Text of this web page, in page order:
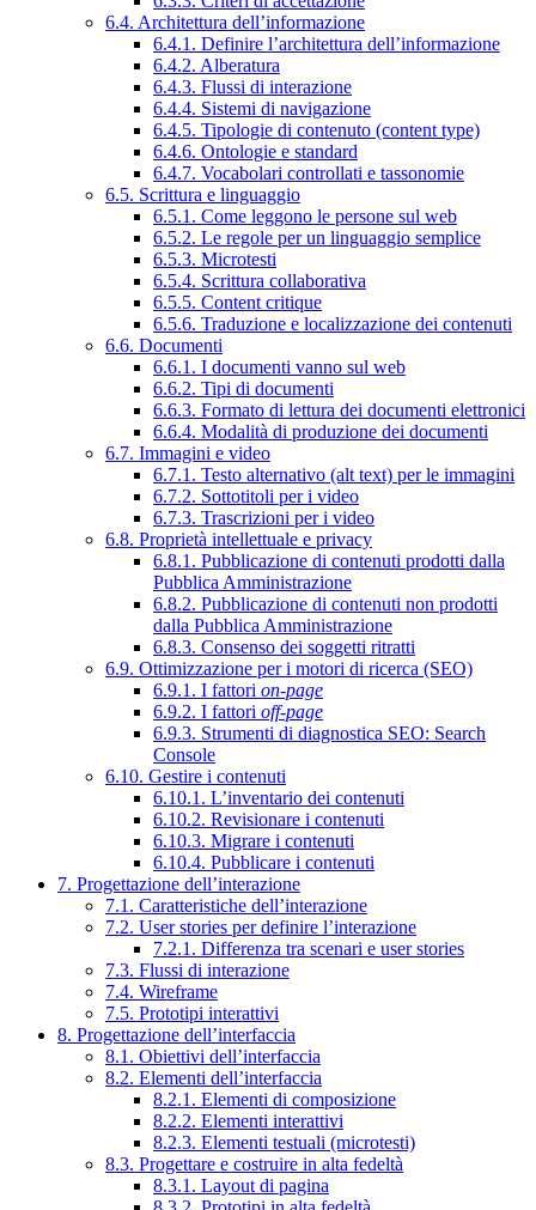
6.4. Architettura dell’informazione
6.4.1. Definire l’architettura dell’informazione
6.4.2. Alberatura
6.4.3. Flussi di interazione
6.4.4. Sistemi di navigazione
6.4.5. Tipologie di contenuto (content type)
6.4.6. Ontologie e standard
6.4.7. Vocabolari controllati e tassonomie
6.5. Scrittura e linguaggio
6.5.1. Come leggono le persone sul web
6.5.2. Le regole per un linguaggio semplice
6.5.3. Microtesti
6.5.4. Scrittura collaborativa
6.5.5. Content critique
6.5.6. Traduzione e localizzazione dei contenuti
6.6. Documenti
6.6.1. I documenti vanno sul web
6.6.2. Tipi di documenti
6.6.3. Formato di lettura dei documenti elettronici
6.6.4. Modalità di produzione dei documenti
6.7. Immagini e video
6.7.1. Testo alternativo (alt text) per le immagini
6.7.2. Sottotitoli per i video
6.7.3. Trascrizioni per i video
6.8. Proprietà intellettuale e privacy
6.8.1. Pubblicazione di contenuti prodotti dalla
Pubblica Amministrazione
6.8.2. Pubblicazione di contenuti non prodotti
dalla Pubblica Amministrazione
6.8.3. Consenso dei soggetti ritratti
6.9. Ottimizzazione per i motori di ricerca (SEO)
6.9.1. I fattori on-page
6.9.2. I fattori off-page
6.9.3. Strumenti di diagnostica SEO: Search
Console
6.10. Gestire i contenuti
6.10.1. L’inventario dei contenuti
6.10.2. Revisionare i contenuti
6.10.3. Migrare i contenuti
6.10.4. Pubblicare i contenuti
7. Progettazione dell’interazione
7.1. Caratteristiche dell’interazione
7.2. User stories per definire l’interazione
7.2.1. Differenza tra scenari e user stories
7.3. Flussi di interazione
7.4. Wireframe
7.5. Prototipi interattivi
8. Progettazione dell’interfaccia
8.1. Obiettivi dell’interfaccia
8.2. Elementi dell’interfaccia
8.2.1. Elementi di composizione
8.2.2. Elementi interattivi
8.2.3. Elementi testuali (microtesti)
8.3. Progettare e costruire in alta fedeltà
8.3.1. Layout di pagina